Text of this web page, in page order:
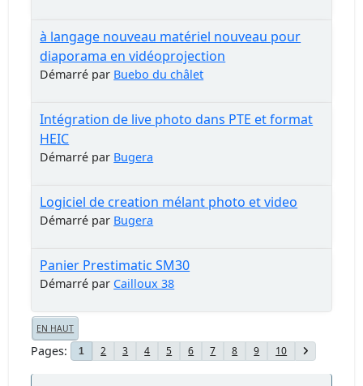
à langage nouveau matériel nouveau pour
diaporama en vidéoprojection
Démarré par Buebo du châlet
Intégration de live photo dans PTE et format
HEIC
Démarré par Bugera
Logiciel de creation mélant photo et video
Démarré par Bugera
Panier Prestimatic SM30
Démarré par Cailloux 38
EN HAUT
Pages 1 2 3 4 5 6 7 8 9 10